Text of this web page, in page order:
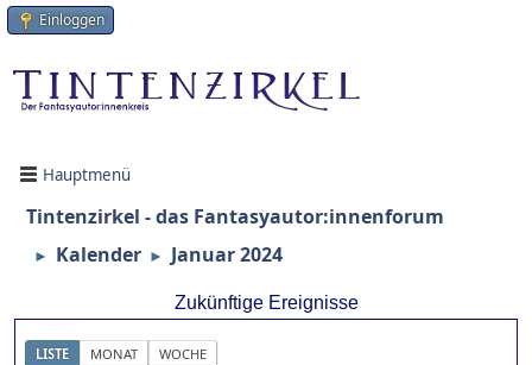
Einloggen
Hauptmenü
Tintenzirkel - das Fantasyautor:innenforum
► Kalender ► Januar 2024
Zukünftige Ereignisse
LISTE MONAT WOCHE